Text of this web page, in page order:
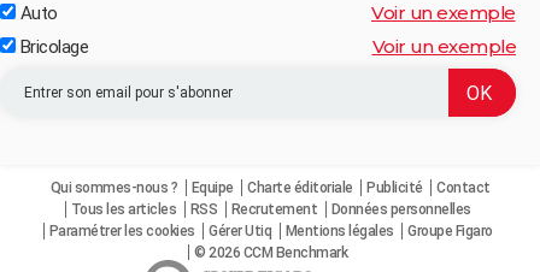
Auto Voir un exemple
Bricolage Voir un exemple
Qui sommes-nous ? Equipe Charte éditoriale Publicité
Contact
Tous les articles
RSS Recrutement
Données personnelles
Paramétrer les cookies
Gérer Utiq Mentions légales
Groupe Figaro
© 2026 CCM Benchmark